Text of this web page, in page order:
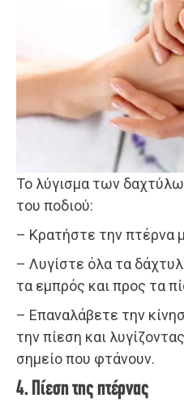
Το λύγισμα των
του ποδιού:
– Κρατήστε την πτέρνα
– Λυγίστε όλα τα
τα εμπρός και προς τα
– Επαναλάβετε την
την πίεση και
σημείο που φτάνουν.
4. Πίεση της πτέρνας